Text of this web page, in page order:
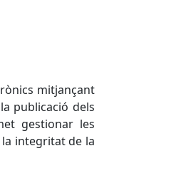
mitjançant
publicació dels
gestionar les
integritat de la